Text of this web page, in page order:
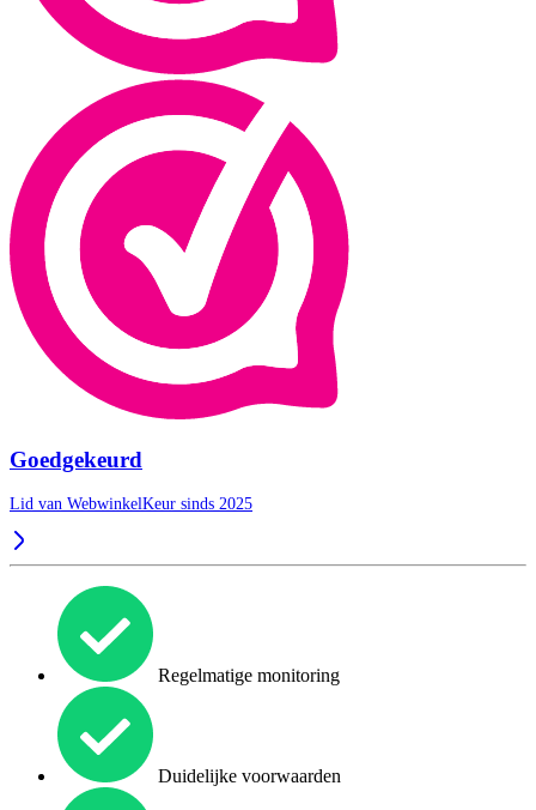
Goedgekeurd
Lid van WebwinkelKeur sinds 2025
Regelmatige monitoring
Duidelijke voorwaarden